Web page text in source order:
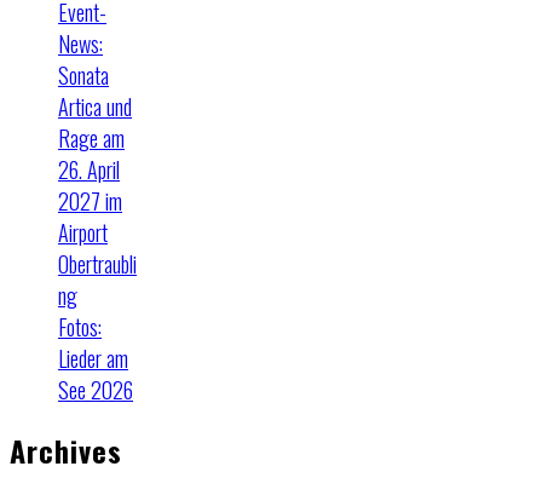
Event-
News:
Sonata
Artica und
Rage am
26. April
2027 im
Airport
Obertraubli
ng
Fotos:
Lieder am
See 2026
Archives